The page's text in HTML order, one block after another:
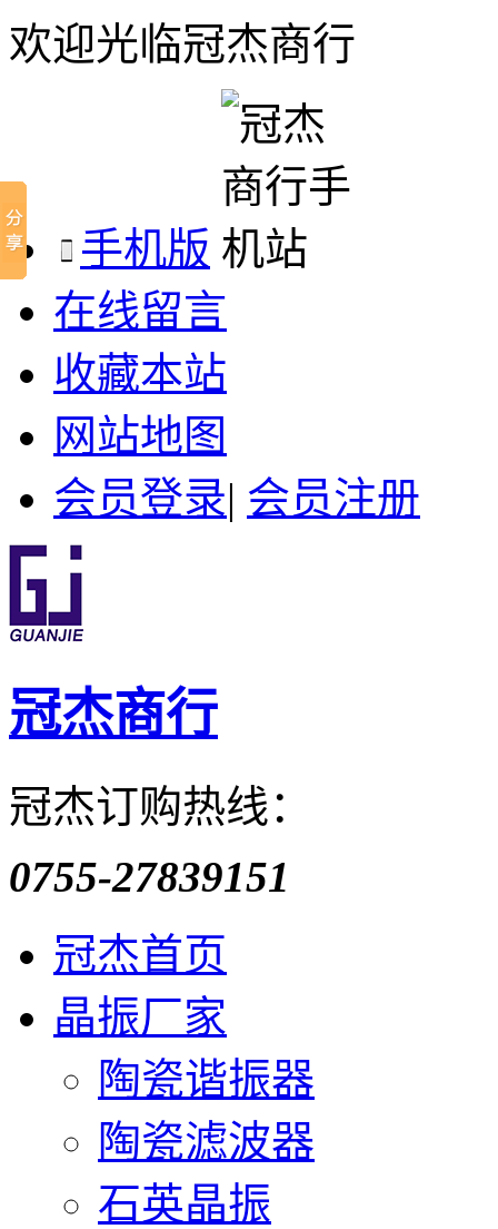
欢迎光临冠杰商行
手机版
在线留言
收藏本站
网站地图
会员登录| 会员注册
冠杰商行
冠杰订购热线：
0755-27839151
冠杰首页
晶振厂家
陶瓷谐振器
陶瓷滤波器
石英晶振